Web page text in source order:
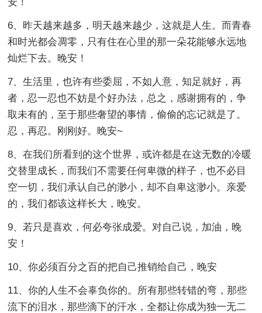
6、昨天越来越多，明天越来越少，这就是人生。而青春
和时光都会凋零，只有住在心里的那一朵花能够永远地
灿烂下去。晚安！
7、生活里，也许有些委屈，不如人意，知足就好，再
者，忍一忍也不妨是个好办法，总之，感谢拥有的，争
取未有的，至于那些奢望的事情，偷偷的忘记就是了。
忍，再忍。刚刚好。晚安~
8、在我们所看到的这个世界，或许都是在这无数的冷暖
交替里成长，而我们不需要任何卑微的样子，也不必目
空一切，我们承认自己的渺小，却不自卑这渺小。亲爱
的，我们都该这样长大，晚安。
9、若只是喜欢，何必夸张成爱。对自己说，加油，晚
安！
10、你必须百分之百的把自己推销给自己，晚安
11、你的人生不会辜负你的。所有那些转错的弯，那些
流下的泪水，那些滴下的汗水，全都让你成为独一无二